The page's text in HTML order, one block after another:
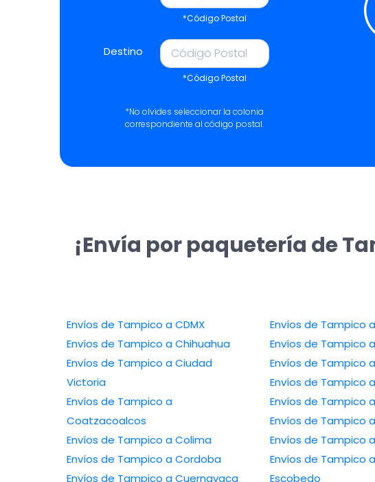
*Código Postal
Destino
*Código Postal
*No olvides seleccionar la colonia
correspondiente al código postal.
¡Envía por paquetería de
Envíos de Tampico a CDMX
Envíos de Tampico a Chihuahua
Envíos de Tampico a Ciudad
Victoria
Envíos de Tampico a
Coatzacoalcos
Envíos de Tampico a Colima
Envíos de Tampico a Cordoba
Envíos de Tampico a Cuernavaca
Envíos de Tampico a General
Escobedo